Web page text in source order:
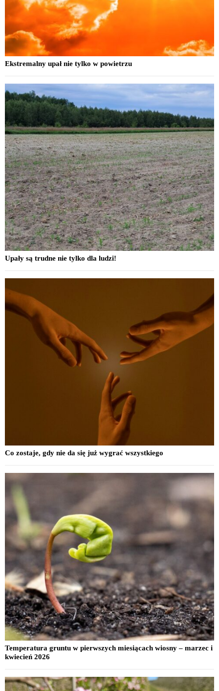
Ekstremalny upał nie tylko w powietrzu
Upały są trudne nie tylko dla ludzi!
Co zostaje, gdy nie da się już wygrać wszystkiego
Temperatura gruntu w pierwszych miesiącach wiosny – marzec i
kwiecień 2026